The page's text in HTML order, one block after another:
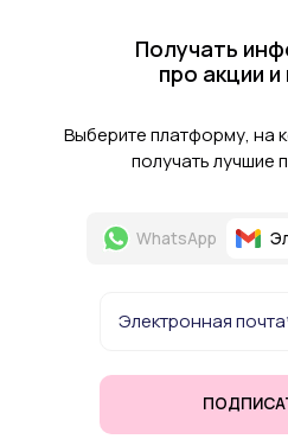
Получать
про акции и
Выберите платформу, на
получать лучшие
WhatsApp